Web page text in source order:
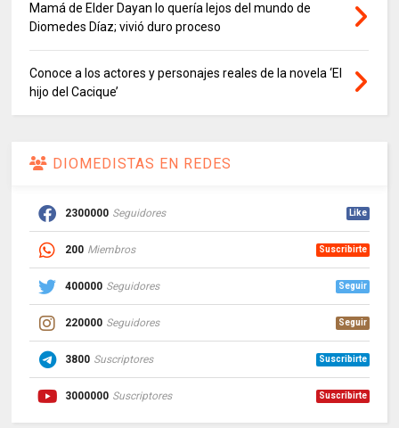
Mamá de Elder Dayan lo quería lejos del mundo de
Diomedes Díaz; vivió duro proceso
Conoce a los actores y personajes reales de la novela ‘El
hijo del Cacique’
DIOMEDISTAS EN REDES
2300000 Seguidores Like
200 Miembros Suscribirte
400000 Seguidores Seguir
220000 Seguidores Seguir
3800 Suscriptores Suscribirte
3000000 Suscriptores Suscribirte